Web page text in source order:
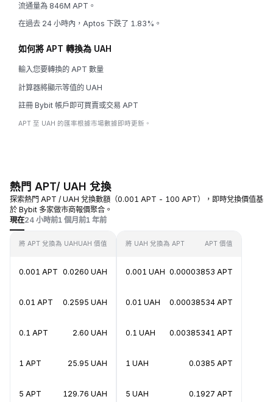
流通量為 846M APT。
在過去 24 小時內，Aptos 下跌了 1.83%。
如何將 APT 轉換為 UAH
輸入您要轉換的 APT 數量
計算器將顯示等值的 UAH
註冊 Bybit 帳戶即可買賣或交易 APT
APT 至 UAH 的匯率根據市場數據即時更新。
熱門 APT/ UAH 兌換
探索熱門 APT / UAH 兌換數額（0.001 APT - 100 APT），即時兌換價值基
於 Bybit 多家做市商報價聚合。
現在24 小時前1 個月前1 年前
將 APT 兌換為 UAHUAH 價值
0.001 APT 0.0260 UAH
0.01 APT 0.2595 UAH
0.1 APT 2.60 UAH
1 APT 25.95 UAH
5 APT 129.76 UAH
將 UAH 兌換為 APT APT 價值
0.001 UAH 0.00003853 APT
0.01 UAH 0.00038534 APT
0.1 UAH 0.00385341 APT
1 UAH 0.0385 APT
5 UAH 0.1927 APT